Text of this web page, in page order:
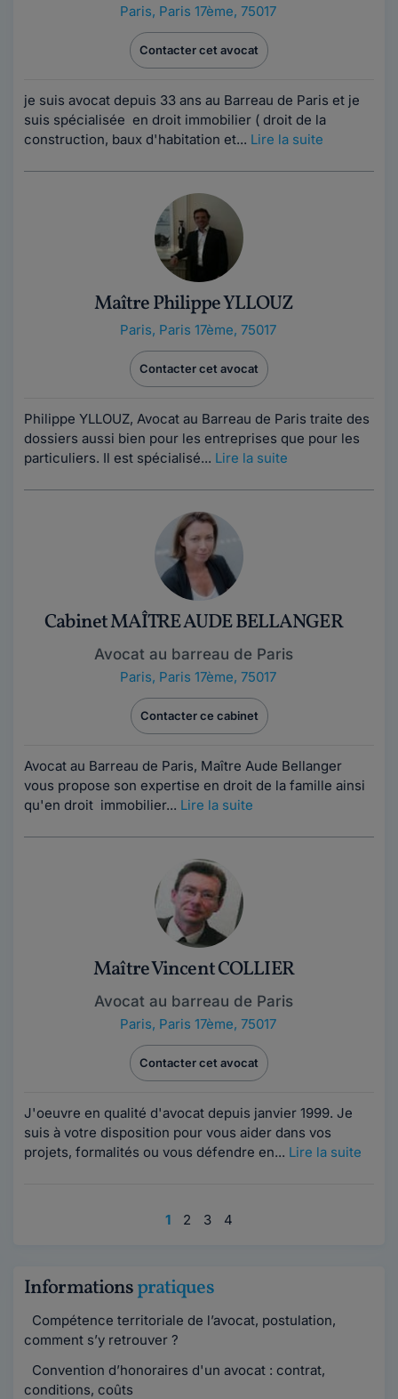
Paris, Paris 17ème, 75017
Contacter cet avocat
je suis avocat depuis 33 ans au Barreau de Paris et je
suis spécialisée en droit immobilier ( droit de la
construction, baux d'habitation et... Lire la suite
Maître Philippe YLLOUZ
Paris, Paris 17ème, 75017
Contacter cet avocat
Philippe YLLOUZ, Avocat au Barreau de Paris traite des
dossiers aussi bien pour les entreprises que pour les
particuliers. Il est spécialisé... Lire la suite
Cabinet MAÎTRE AUDE BELLANGER
Avocat au barreau de Paris
Paris, Paris 17ème, 75017
Contacter ce cabinet
Avocat au Barreau de Paris, Maître Aude Bellanger
vous propose son expertise en droit de la famille ainsi
qu'en droit immobilier... Lire la suite
Maître Vincent COLLIER
Avocat au barreau de Paris
Paris, Paris 17ème, 75017
Contacter cet avocat
J'oeuvre en qualité d'avocat depuis janvier 1999. Je
suis à votre disposition pour vous aider dans vos
projets, formalités ou vous défendre en... Lire la suite
1 2 3 4
Informationspratiques
Compétence territoriale de l’avocat, postulation,
comment s’y retrouver ?
Convention d’honoraires d'un avocat : contrat,
conditions, coûts